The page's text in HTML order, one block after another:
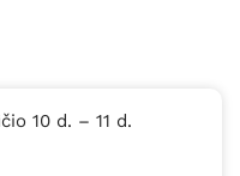
10 d. – 11 d.